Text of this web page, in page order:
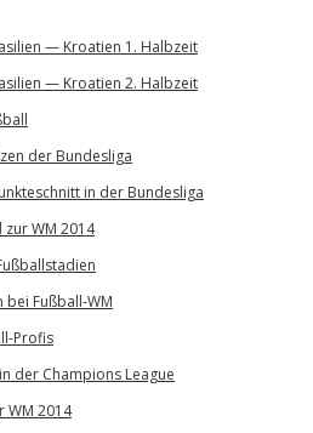
— Kroatien 1. Halbzeit
— Kroatien 2. Halbzeit
der Bundesliga
in der Bundesliga
WM 2014
Fußball-WM
Profis
der Champions League
WM 2014